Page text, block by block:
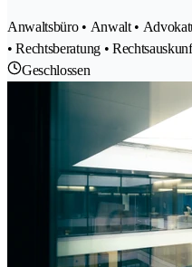
Anwaltsbüro • Anwalt •
• Rechtsberatung •
Geschlossen